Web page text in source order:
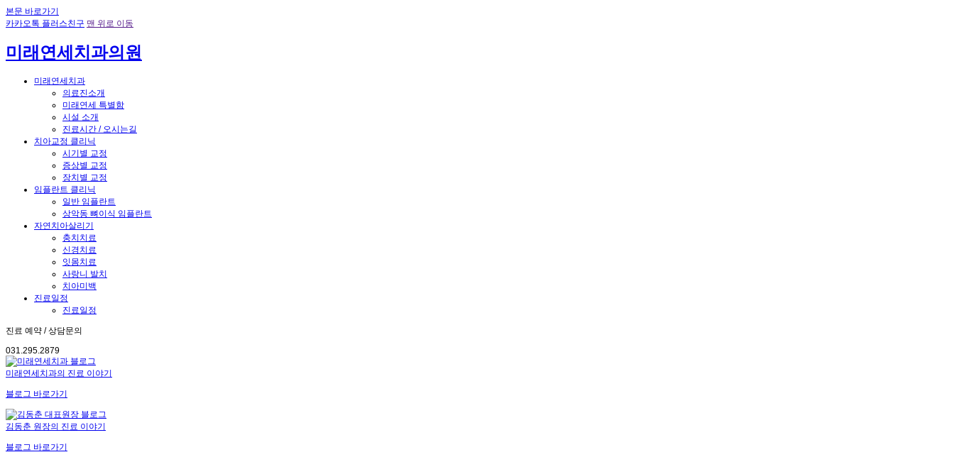
본문 바로가기
카카오톡 플러스친구 맨 위로 이동
미래연세치과의원
미래연세치과
의료진소개
미래연세 특별함
시설 소개
진료시간 / 오시는길
치아교정 클리닉
시기별 교정
증상별 교정
장치별 교정
임플란트 클리닉
일반 임플란트
상악동 뼈이식 임플란트
자연치아살리기
충치치료
신경치료
잇몸치료
사랑니 발치
치아미백
진료일정
진료일정
진료 예약 / 상담문의
031.295.2879
미래연세치과의 진료 이야기
블로그 바로가기
김동춘 원장의 진료 이야기
블로그 바로가기